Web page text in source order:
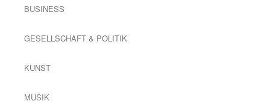
BUSINESS
GESELLSCHAFT & POLITIK
KUNST
MUSIK